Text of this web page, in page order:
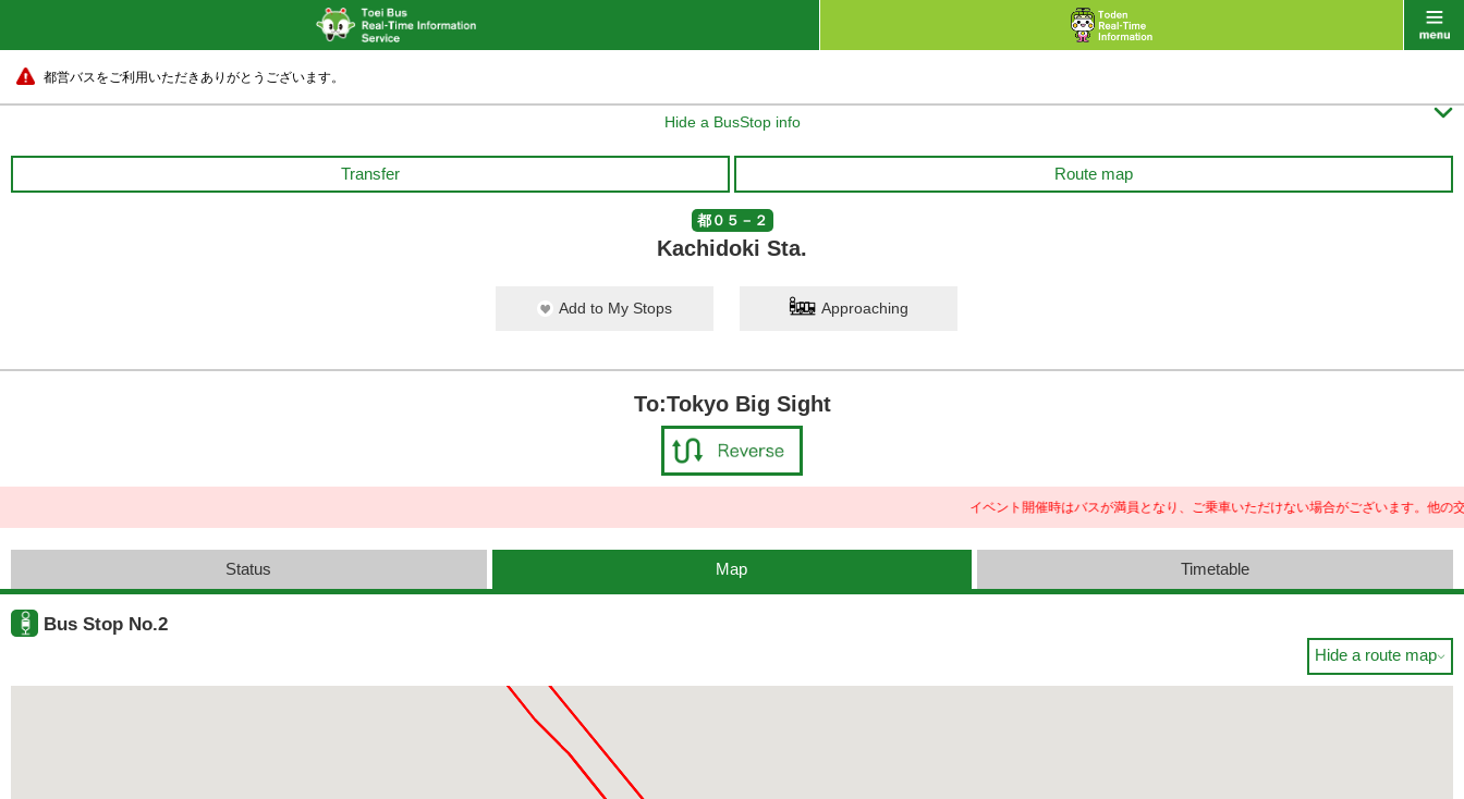
都営バスをご利用いただきありがとうございます。
Hide a BusStop info 
Transfer Route map
都０５－２
Kachidoki Sta.
Add to My Stops Approaching
To:Tokyo Big Sight
イベント開催時はバスが満員となり、ご乗車いただけない場合がございます。他の交通
Status Map Timetable
Bus Stop No.2
Hide a route map